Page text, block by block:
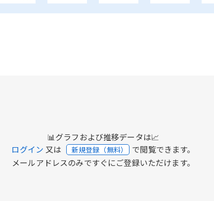
📊グラフおよび推移データは📈
ログイン 又は 新規登録（無料） で閲覧できます。
メールアドレスのみですぐにご登録いただけます。